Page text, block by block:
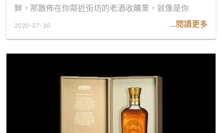
鮮，那散佈在你鄰近街坊的老酒收購業，就像是你
...閱讀更多
2020-07-30